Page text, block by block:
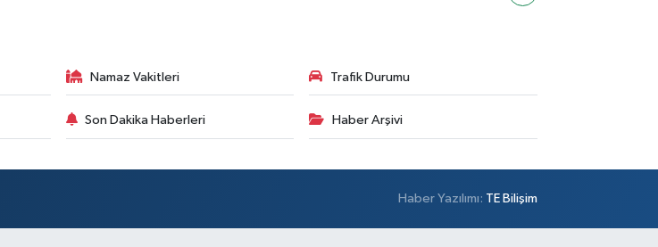
Namaz Vakitleri Trafik Durumu
Son Dakika Haberleri Haber Arşivi
Haber Yazılımı: TE Bilişim